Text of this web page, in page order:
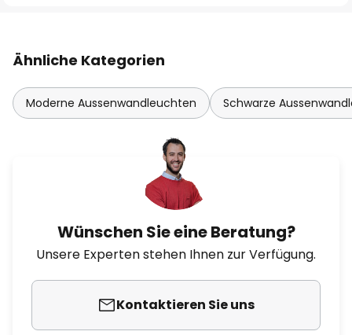
Ähnliche Kategorien
Moderne Aussenwandleuchten Schwarze
Wünschen Sie eine Beratung?
Unsere Experten stehen Ihnen zur Verfügung.
Kontaktieren Sie uns